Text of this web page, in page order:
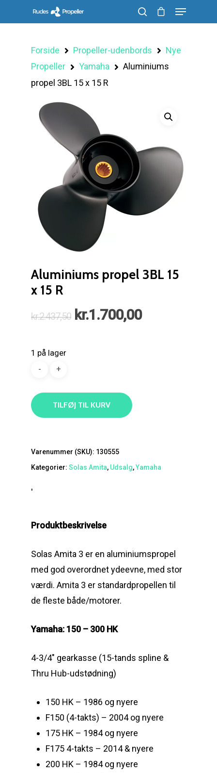
Forside Propeller-udenbords
Nye
Propeller
Yamaha
Aluminiums
propel 3BL 15 x 15 R
Aluminiums propel 3BL 15
x 15 R
kr.2.437,50 Den
kr.1.700,00Den
1 på lager
TILFØJ TIL KURV
Varenummer (SKU): 130555
Kategorier: Solas Amita, Udsalg,Yamaha
'
Produktbeskrivelse
Solas Amita 3 er en aluminiumspropel
med god overordnet ydeevne, med stor
værdi. Amita 3 er standardpropellen til
de fleste både/motorer.
Yamaha: 150 – 300 HK
4-3/4″ gearkasse (15-tands spline &
Thru Hub-udstødning)
150 HK – 1986 og nyere
F150 (4-takts) – 2004 og nyere
175 HK – 1984 og nyere
F175 4-takts – 2014 & nyere
200 HK – 1984 og nyere